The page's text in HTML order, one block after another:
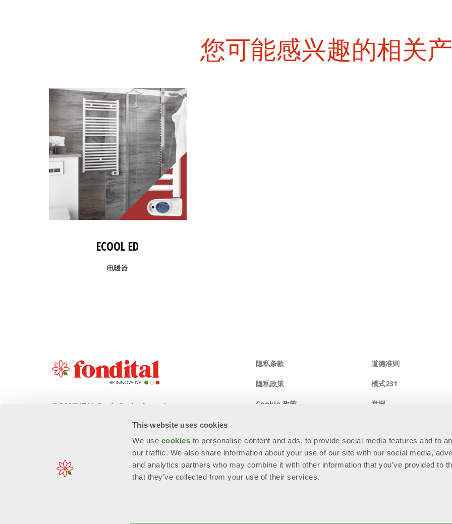
This website uses cookies
We use cookies to personalise content and ads, to provide social media features and to
our traffic. We also share information about your use of our site with our social media,
and analytics partners who may combine it with other information that you’ve provided to
that they’ve collected from your use of their services.
您可能感兴趣的相关
ECOOL ED
电暖器
© FONDITAL S.p.A. Società a unico
Sede Legale e Amministrativa
意大利布雷西亚省沃巴尔诺市Cerreto 路
隐私条款
隐私政策
Cookie 政策
网站地图
道德准则
模式231
举报